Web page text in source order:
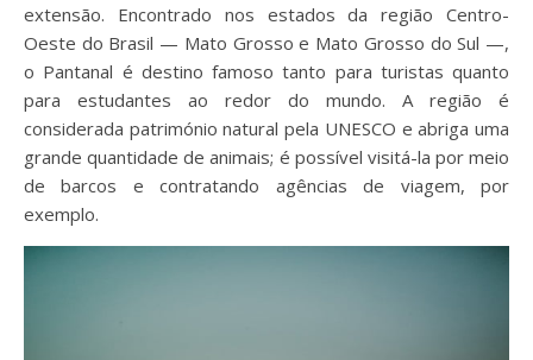
extensão. Encontrado nos estados da região Centro-
Oeste do Brasil — Mato Grosso e Mato Grosso do Sul —,
o Pantanal é destino famoso tanto para turistas quanto
para estudantes ao redor do mundo. A região é
considerada património natural pela UNESCO e abriga uma
grande quantidade de animais; é possível visitá-la por meio
de barcos e contratando agências de viagem, por
exemplo.